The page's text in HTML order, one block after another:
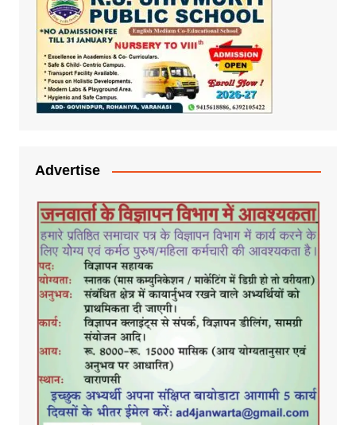
Advertise